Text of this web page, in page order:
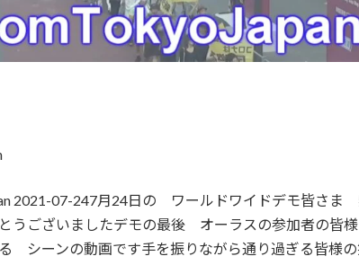
2021-07-247月24日の ワールドワイドデモ皆さま
ございましたデモの最後 オーラスの参加者の皆
ーンの動画です手を振りながら通り過ぎる皆様の